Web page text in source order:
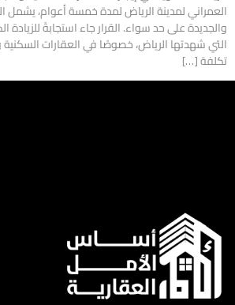
العمراني لمدينة الرياض لمدة خمسة أعوام، يشمل
والجديدة على حد سواء. القرار جاء استجابةً للزيادة
التي شهدتها الرياض، خصوصًا في العقارات السكنية
تكلفة […]